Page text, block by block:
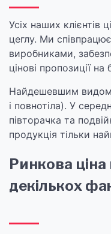
Усіх наших клієнтів
цеглу. Ми
виробниками,
цінові пропозиції
Найдешевшим видом
і повнотіла). У
півторачка та
продукція тільки
Ринкова
декількох